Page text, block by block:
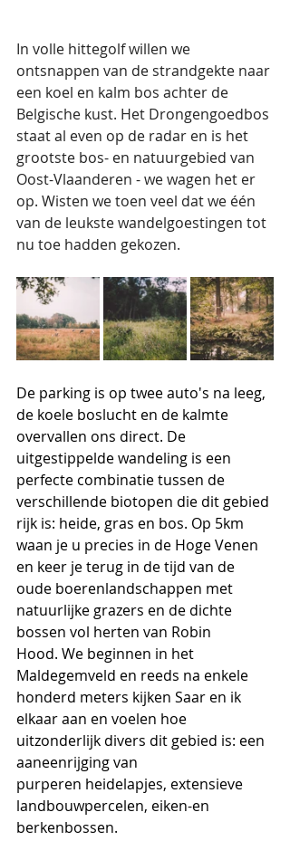
In volle hittegolf willen we
ontsnappen van de strandgekte naar
een koel en kalm bos achter de
Belgische kust. Het Drongengoedbos
staat al even op de radar en is het
grootste bos- en natuurgebied van
Oost-Vlaanderen - we wagen het er
op. Wisten we toen veel dat we één
van de leukste wandelgoestingen tot
nu toe hadden gekozen.
De parking is op twee auto's na leeg,
de koele boslucht en de kalmte
overvallen ons direct. De
uitgestippelde wandeling is een
perfecte combinatie tussen de
verschillende biotopen die dit gebied
rijk is: heide, gras en bos. Op 5km
waan je u precies in de Hoge Venen
en keer je terug in de tijd van de
oude boerenlandschappen met
natuurlijke grazers en de dichte
bossen vol herten van Robin
Hood. We beginnen in het
Maldegemveld en reeds na enkele
honderd meters kijken Saar en ik
elkaar aan en voelen hoe
uitzonderlijk divers dit gebied is: een
aaneenrijging van
purperen heidelapjes, extensieve
landbouwpercelen, eiken-en
berkenbossen.